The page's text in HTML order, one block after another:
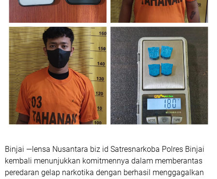
Binjai —lensa Nusantara biz id Satresnarkoba Polres Binjai
kembali menunjukkan komitmennya dalam memberantas
peredaran gelap narkotika dengan berhasil menggagalkan